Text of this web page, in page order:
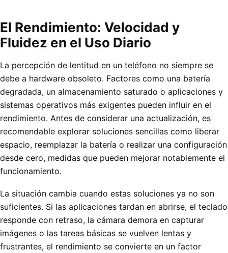
El Rendimiento: Velocidad y
Fluidez en el Uso Diario
La percepción de lentitud en un teléfono no siempre se
debe a hardware obsoleto. Factores como una batería
degradada, un almacenamiento saturado o aplicaciones y
sistemas operativos más exigentes pueden influir en el
rendimiento. Antes de considerar una actualización, es
recomendable explorar soluciones sencillas como liberar
espacio, reemplazar la batería o realizar una configuración
desde cero, medidas que pueden mejorar notablemente el
funcionamiento.
La situación cambia cuando estas soluciones ya no son
suficientes. Si las aplicaciones tardan en abrirse, el teclado
responde con retraso, la cámara demora en capturar
imágenes o las tareas básicas se vuelven lentas y
frustrantes, el rendimiento se convierte en un factor